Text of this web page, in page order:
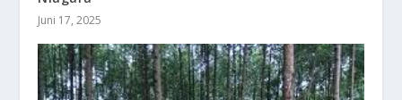
Juni 17, 2025